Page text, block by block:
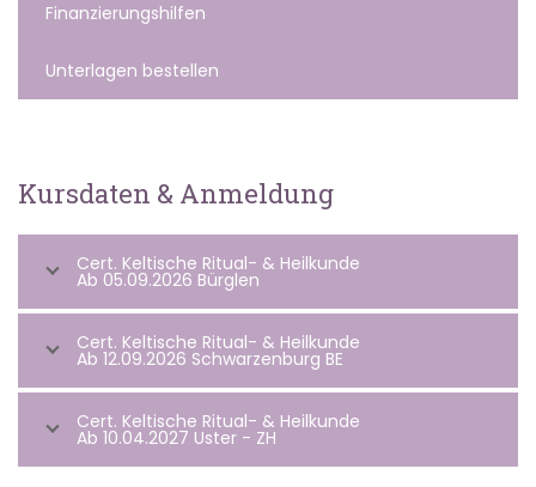
Finanzierungshilfen
Unterlagen bestellen
Kursdaten & Anmeldung
Cert. Keltische Ritual- & Heilkunde
Ab 05.09.2026 Bürglen
Cert. Keltische Ritual- & Heilkunde
Ab 12.09.2026 Schwarzenburg BE
Cert. Keltische Ritual- & Heilkunde
Ab 10.04.2027 Uster - ZH